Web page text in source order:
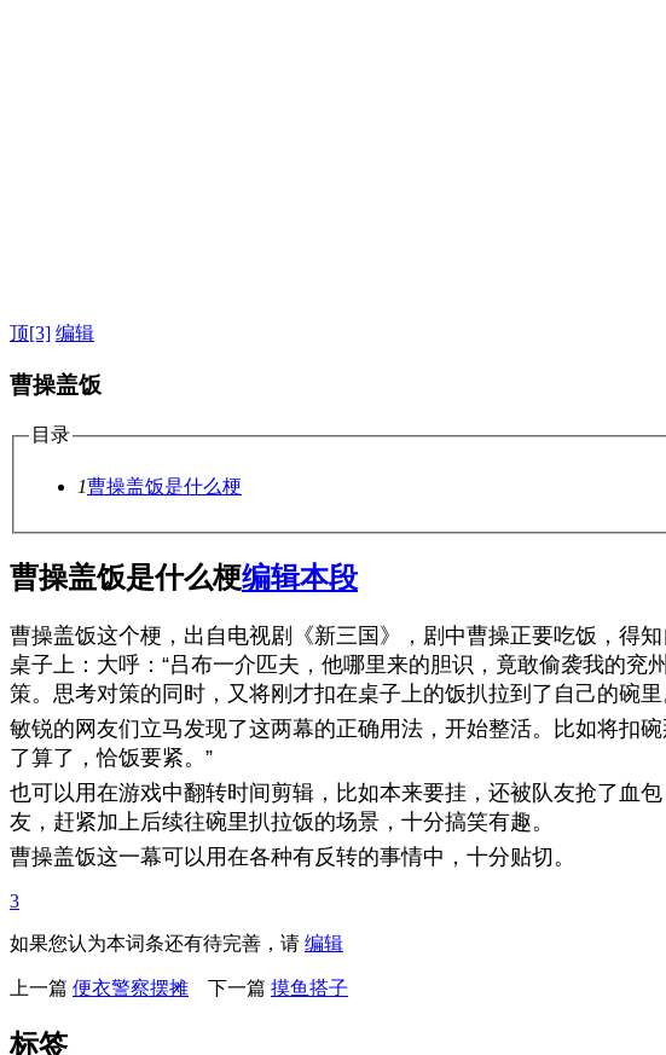
顶[3] 编辑
曹操盖饭
目录
1曹操盖饭是什么梗
曹操盖饭是什么梗编辑本段
曹操盖饭这个梗，出自电视剧《新三国》，剧中曹操正要吃饭，得
桌子上：大呼：“吕布一介匹夫，他哪里来的胆识，竟敢偷袭我的兖
策。思考对策的同时，又将刚才扣在桌子上的饭扒拉到了自己的碗里
敏锐的网友们立马发现了这两幕的正确用法，开始整活。
比如将扣
了算了，恰饭要紧。”
也可以用在游戏中翻转时间剪辑，比如本来要挂，还被队友抢了血
友，赶紧加上后续往碗里扒拉饭的场景，十分搞笑有趣。
曹操盖饭这一幕可以用在各种有反转的事情中，十分贴切。
3
如果您认为本词条还有待完善，请 编辑
上一篇 便衣警察摆摊 下一篇 摸鱼搭子
标签